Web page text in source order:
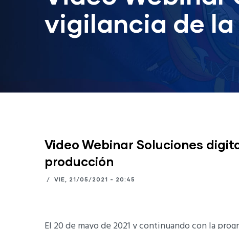
vigilancia de
Video Webinar Soluciones
producción
/ VIE, 21/05/2021 - 20:45
El 20 de mayo de 2021 y continuando con la